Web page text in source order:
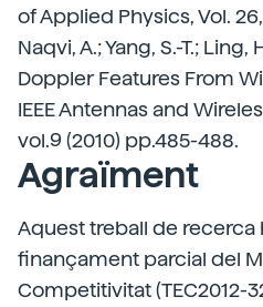
of Applied Physics, Vol.
Naqvi, A.; Yang, S.-T.;
Doppler Features From
IEEE Antennas and
vol.9 (2010) pp.485-488.
Agraïment
Aquest treball de
finançament parcial del
Competitivitat (TEC2012-